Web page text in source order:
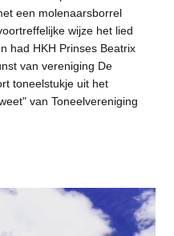
een molenaarsborrel
wijze het lied
had HKH Prinses Beatrix
van vereniging De
toneelstukje uit het
van Toneelvereniging